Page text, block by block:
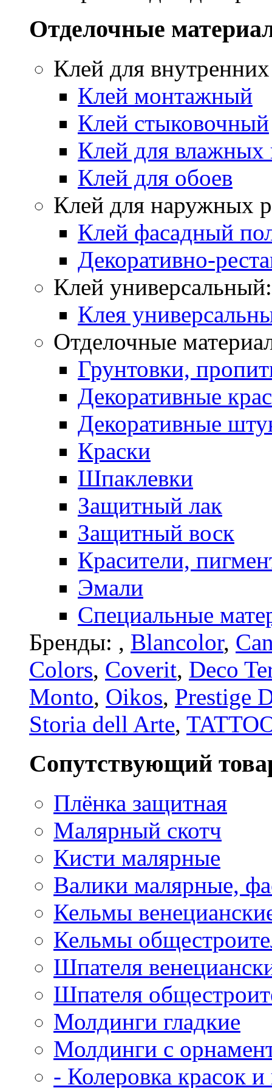
Отделочные
Клей для
Клей монтажный
Клей стыковочный
Клей для
Клей для обоев
Клей для наружных
Клей фасадный
Декоративно-
Клей универсальный:
Клея
Отделочные
Грунтовки,
Декоративные
Декоративные
Краски
Шпаклевки
Защитный лак
Защитный воск
Красители,
Эмали
Специальные
Бренды: , Blancolor,
Colors, Coverit, Deco
Monto, Oikos, Prestige
Storia dell Arte,
Сопутствующий
Плёнка защитная
Малярный скотч
Кисти малярные
Валики малярные,
Кельмы
Кельмы
Шпателя
Шпателя
Молдинги гладкие
Молдинги с
- Колеровка красок